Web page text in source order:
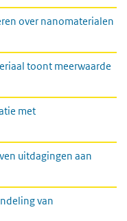
over nanomaterialen
toont meerwaarde
met
uitdagingen aan
van